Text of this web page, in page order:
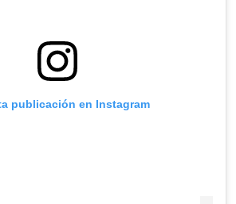
publicación en Instagram